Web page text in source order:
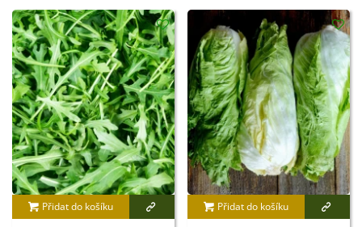
Přidat do košíku Přidat do košíku